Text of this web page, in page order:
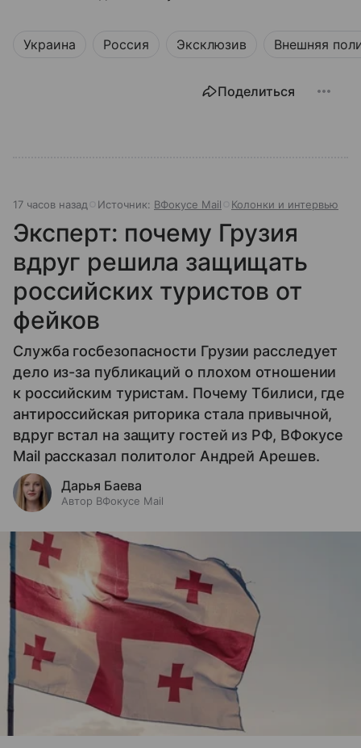
Украина Россия Эксклюзив Внешняя
Поделиться
17 часов назад Источник: ВФокусе Mail Колонки и интервью
Эксперт: почему Грузия
вдруг решила защищать
российских туристов от
фейков
Служба госбезопасности Грузии расследует
дело из-за публикаций о плохом отношении
к российским туристам. Почему Тбилиси, где
антироссийская риторика стала привычной,
вдруг встал на защиту гостей из РФ, ВФокусе
Mail рассказал политолог Андрей Арешев.
Дарья Баева
Автор ВФокусе Mail